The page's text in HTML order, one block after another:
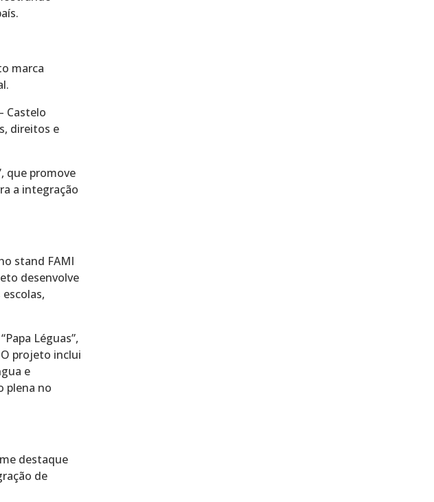
marca
Castelo
direitos e
que promove
a integração
stand FAMI
desenvolve
Léguas”,
projeto inclui
e
plena no
destaque
de